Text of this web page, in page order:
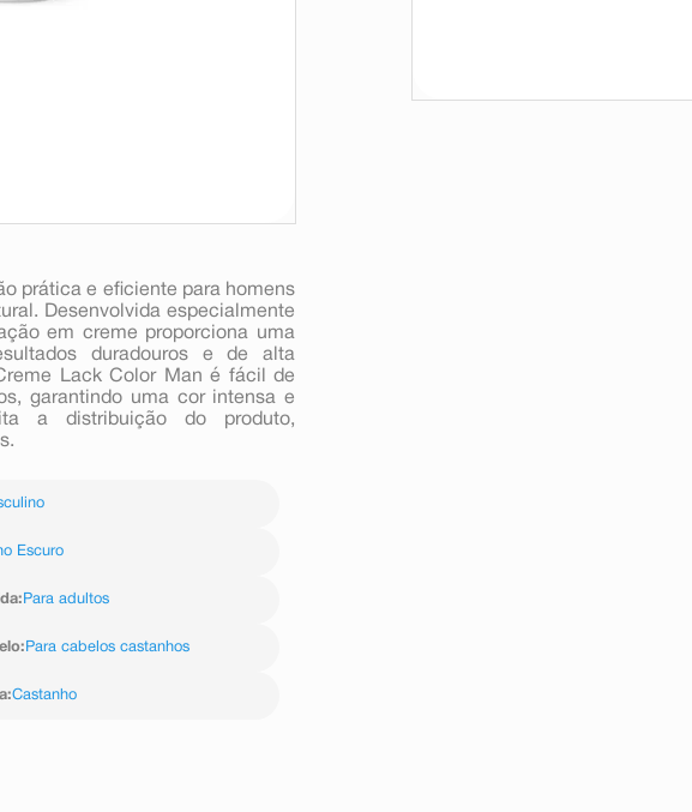
prática e eficiente para homens
Desenvolvida especialmente
em creme proporciona uma
duradouros e de alta
Lack Color Man é fácil de
garantindo uma cor intensa e
a distribuição do produto,
Escuro
: Para adultos
: Para cabelos castanhos
:Castanho